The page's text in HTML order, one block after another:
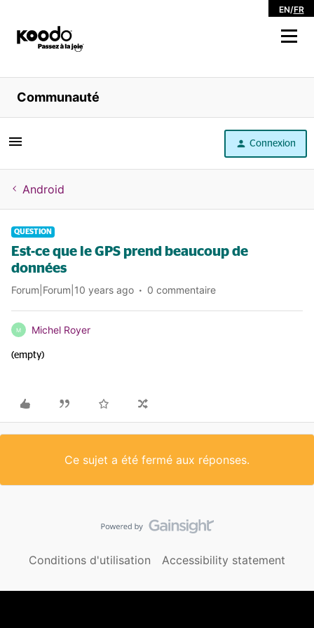
EN/FR
Magasiner
Libre service
Aide
Communauté
Connexion
Android
QUESTION
Est-ce que le GPS prend beaucoup de
données
Forum|Forum|10 years ago 0 commentaire
M Michel Royer
(empty)
Ce sujet a été fermé aux réponses.
Conditions d'utilisation Accessibility statement